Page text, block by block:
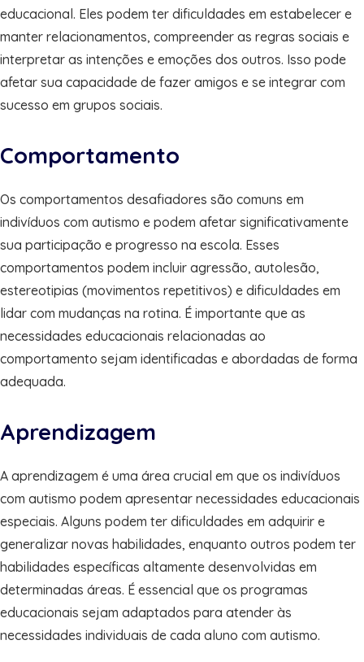
educacional. Eles podem ter dificuldades em estabelecer e
manter relacionamentos, compreender as regras sociais e
interpretar as intenções e emoções dos outros. Isso pode
afetar sua capacidade de fazer amigos e se integrar com
sucesso em grupos sociais.
Comportamento
Os comportamentos desafiadores são comuns em
indivíduos com autismo e podem afetar significativamente
sua participação e progresso na escola. Esses
comportamentos podem incluir agressão, autolesão,
estereotipias (movimentos repetitivos) e dificuldades em
lidar com mudanças na rotina. É importante que as
necessidades educacionais relacionadas ao
comportamento sejam identificadas e abordadas de forma
adequada.
Aprendizagem
A aprendizagem é uma área crucial em que os indivíduos
com autismo podem apresentar necessidades educacionais
especiais. Alguns podem ter dificuldades em adquirir e
generalizar novas habilidades, enquanto outros podem ter
habilidades específicas altamente desenvolvidas em
determinadas áreas. É essencial que os programas
educacionais sejam adaptados para atender às
necessidades individuais de cada aluno com autismo.